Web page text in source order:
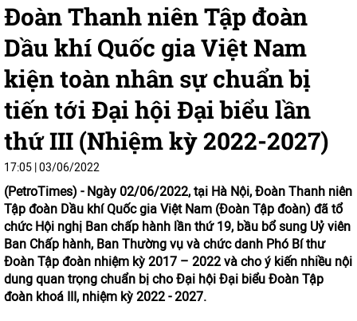
Đoàn Thanh niên Tập đoàn
Dầu khí Quốc gia Việt Nam
kiện toàn nhân sự chuẩn bị
tiến tới Đại hội Đại biểu lần
thứ III (Nhiệm kỳ 2022-2027)
17:05 | 03/06/2022
(PetroTimes) - Ngày 02/06/2022, tại Hà Nội, Đoàn Thanh niên
Tập đoàn Dầu khí Quốc gia Việt Nam (Đoàn Tập đoàn) đã tổ
chức Hội nghị Ban chấp hành lần thứ 19, bầu bổ sung Uỷ viên
Ban Chấp hành, Ban Thường vụ và chức danh Phó Bí thư
Đoàn Tập đoàn nhiệm kỳ 2017 – 2022 và cho ý kiến nhiều nội
dung quan trọng chuẩn bị cho Đại hội Đại biểu Đoàn Tập
đoàn khoá III, nhiệm kỳ 2022 - 2027.